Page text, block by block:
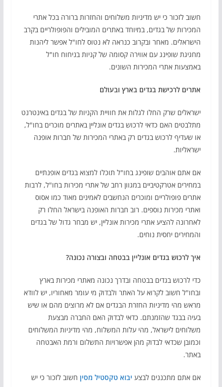
חשוב לזכור כי יש מדיניות משלוחים והחזרות ברורה בכל אתרי
המכירות של בגדים, במיוחד באתרים המובילים והפופולריים בקרב
הישראלים. מאחר ובקרוב כנראה לא נטוס לחו"ל אפשר ליהנות
מחגיגת שופינג עם אווירה קסומה של קניות בניחוח חו"ל
באמצעות אתרי המכירות השונים.
אתרים לרכישת בגדים בארץ ובעולם
ישראלים שרק החלו לגלות את חוויית הקניות של בגדים באינטרנט
מתלבטים האם כדאי לרכוש בגדים אונליין באתרים מוכרים בחו"ל,
או שעדיף לרכוש בגדים רק באתרי המכירות של חברות אופנה
ישראליות.
אם אתם אוהבים שופינג בחו"ל תוכלו למצוא בגדים אופנתיים
במחירים אטרקטיביים במגוון רחב של אתרי מכירות בחו"ל, לרבות
אתרים פופולריים ומוכרים הנחשבים לאמינים מאוד כמו אסוס
ואתרי מכירות נוספים. רוב חברות האופנה בישראל החלו רק
לאחרונה להציע אתרי מכירות אונליין, יש מבחר גדול של בגדים
והמחירים יחסית נוחים.
איך לרכוש בגדים אונליין בבטחה ובצורה נכונה?
כדי לרכוש בגדים בבטחה ובדרך נכונה מאתרי מכירות בארץ
ובחו"ל חשוב לקרוא על האתר ולבדוק מי עומר מאחוריו, יש לוודא
מראש מהי מדיניות החזרת הבגדים אם לא מרוצים מהם או שיש
בעיה בבגד שהזמנתם. כדאי לבדוק האם החברה מבצעת
משלוחים לישראל, מהי עלות המשלוח, מהי מדיניות המשלוחים
וכמובן שכדאי לבדוק מהן אפשרויות התשלום ורמת האבטחה
באתר.
אם אתם מתכננים לבצע יבוא טקסטיל מסין חשוב לזכור כי יש